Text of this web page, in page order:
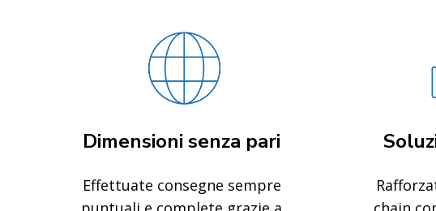
Dimensioni senza pari
Effettuate consegne sempre